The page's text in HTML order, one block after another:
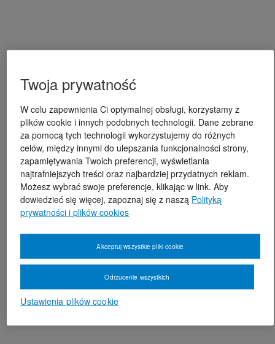
Twoja prywatność
W celu zapewnienia Ci optymalnej obsługi, korzystamy z
plików cookie i innych podobnych technologii. Dane zebrane
za pomocą tych technologii wykorzystujemy do różnych
celów, między innymi do ulepszania funkcjonalności strony,
zapamiętywania Twoich preferencji, wyświetlania
najtrafniejszych treści oraz najbardziej przydatnych reklam.
Możesz wybrać swoje preferencje, klikając w link. Aby
dowiedzieć się więcej, zapoznaj się z naszą Polityką
prywatności i plików cookies
Ustawienia plików cookie
Odrzucenie wszystkich
Akceptuj wszystkie pliki cookie